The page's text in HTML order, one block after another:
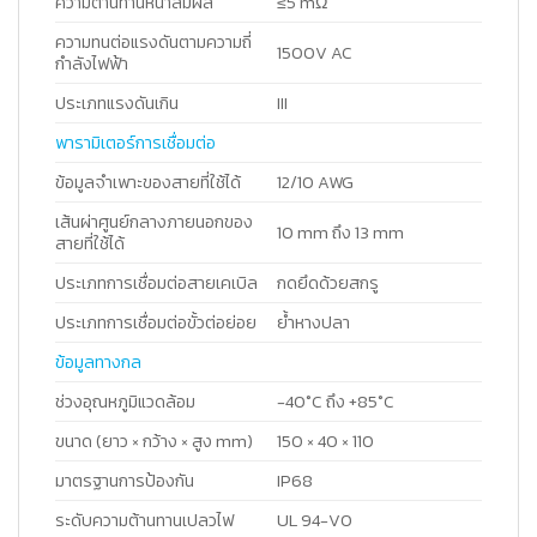
ความทนต่อแรงดันตามความถี่
กำลังไฟฟ้า
1500V AC
ประเภทแรงดันเกิน
III
พารามิเตอร์การเชื่อมต่อ
ข้อมูลจำเพาะของสายที่ใช้ได้
12/10 AWG
เส้นผ่าศูนย์กลางภายนอกของ
สายที่ใช้ได้
10 mm ถึง 13 mm
ประเภทการเชื่อมต่อสายเคเบิล
กดยึดด้วยสกรู
ประเภทการเชื่อมต่อขั้วต่อย่อย
ย้ำหางปลา
ข้อมูลทางกล
ช่วงอุณหภูมิแวดล้อม
-40°C ถึง +85°C
ขนาด (ยาว × กว้าง × สูง mm)
150 × 40 × 110
มาตรฐานการป้องกัน
IP68
ระดับความต้านทานเปลวไฟ
UL 94-V0